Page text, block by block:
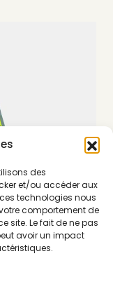
des
et/ou accéder aux
technologies nous
comportement de
site. Le fait de ne pas
avoir un impact